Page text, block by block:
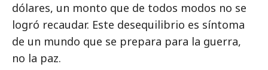
dólares, un monto que de todos modos no se
logró recaudar. Este desequilibrio es síntoma
de un mundo que se prepara para la guerra,
no la paz.